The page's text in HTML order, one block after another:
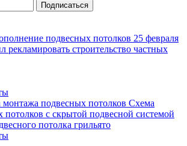
Подписаться
подвесных потолков 25 февраля
строительство частных
монтажа подвесных потолков Схема
потолков с скрытой подвесной системой
потолка грильято